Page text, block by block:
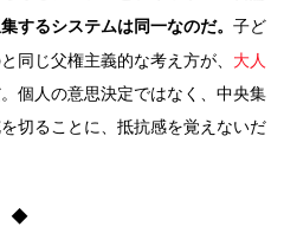
するシステムは同一なのだ。子ど
同じ父権主義的な考え方が、 大人
個人の意思決定ではなく、中央集
切ることに、抵抗感を覚えないだ
◆